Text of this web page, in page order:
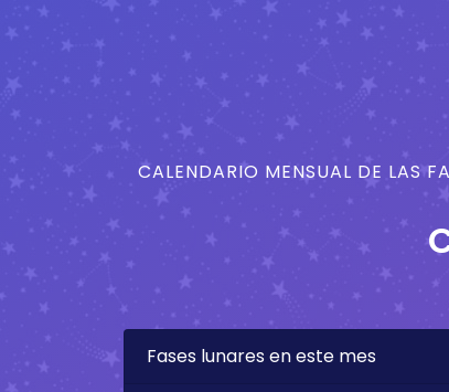
CALENDARIO MENSUAL DE LAS
Fases lunares en este mes